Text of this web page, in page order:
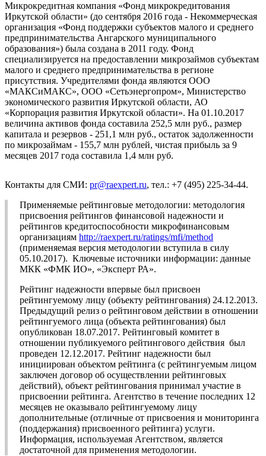
Микрокредитная компания «Фонд микрокредитования
Иркутской области» (до сентября 2016 года - Некоммерческая
организация «Фонд поддержки субъектов малого и среднего
предпринимательства Ангарского муниципального
образования») была создана в 2011 году. Фонд
специализируется на предоставлении микрозаймов субъектам
малого и среднего предпринимательства в регионе
присутствия. Учредителями фонда являются ООО
«МАКСиМАКС», ООО «Сетьэнергопром», Министерство
экономического развития Иркутской области, АО
«Корпорация развития Иркутской области». На 01.10.2017
величина активов фонда составила 252,5 млн руб., размер
капитала и резервов - 251,1 млн руб., остаток задолженности
по микрозаймам - 155,7 млн рублей, чистая прибыль за 9
месяцев 2017 года составила 1,4 млн руб.
Контакты для СМИ: pr@raexpert.ru, тел.: +7 (495) 225-34-44.
Применяемые рейтинговые методологии: методология
присвоения рейтингов финансовой надежности и
рейтингов кредитоспособности микрофинансовым
организациям http://raexpert.ru/ratings/mfi/method
(применяемая версия методологии вступила в силу
05.10.2017). Ключевые источники информации: данные
МКК «ФМК ИО», «Эксперт РА».
Рейтинг надежности впервые был присвоен
рейтингуемому лицу (объекту рейтингования) 24.12.2013.
Предыдущий релиз о рейтинговом действии в отношении
рейтингуемого лица (объекта рейтингования) был
опубликован 18.07.2017. Рейтинговый комитет в
отношении публикуемого рейтингового действия был
проведен 12.12.2017. Рейтинг надежности был
инициирован объектом рейтинга (с рейтингуемым лицом
заключен договор об осуществлении рейтинговых
действий), объект рейтингования принимал участие в
присвоении рейтинга. Агентство в течение последних 12
месяцев не оказывало рейтингуемому лицу
дополнительные (отличные от присвоения и мониторинга
(поддержания) присвоенного рейтинга) услуги.
Информация, используемая Агентством, является
достаточной для применения методологии.